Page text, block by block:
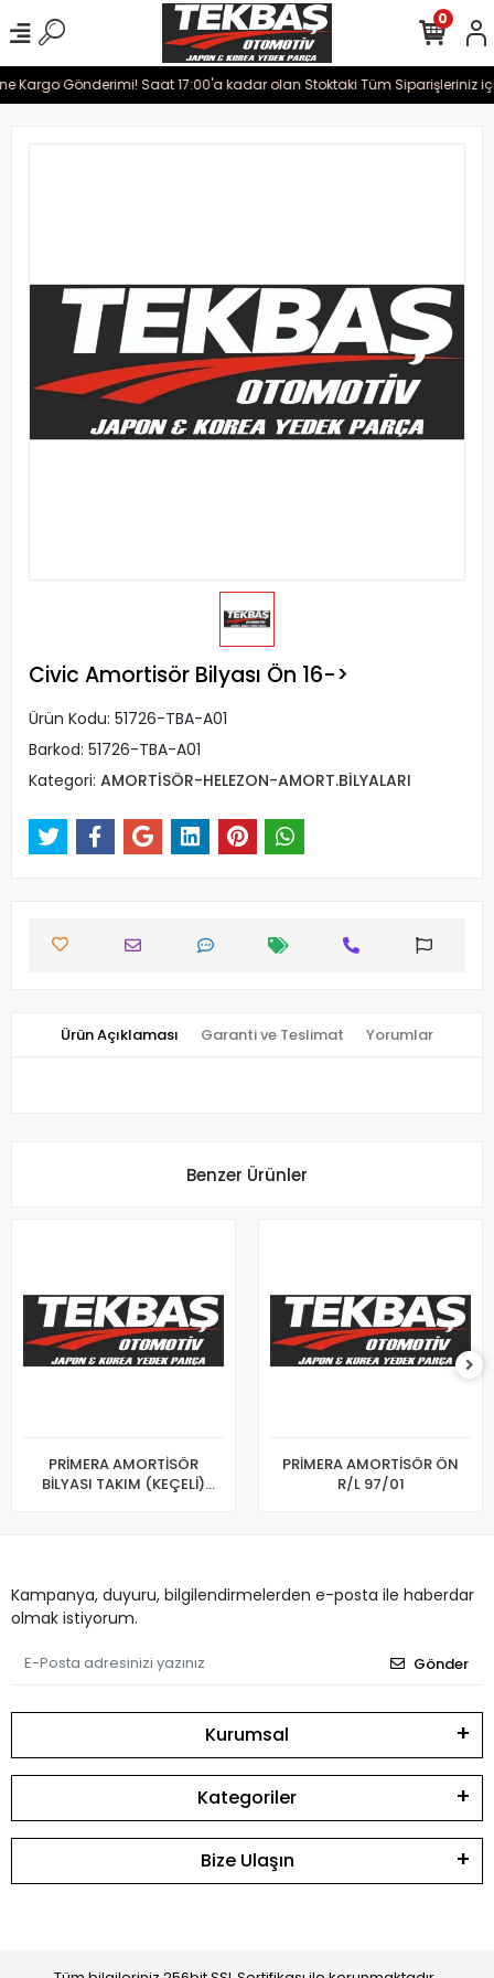
Kargo Gönderimi! Saat 17:00'a kadar olan Stoktaki Tüm Siparişleriniz
0
Civic Amortisör Bilyası Ön 16->
Ürün Kodu: 51726-TBA-A01
Barkod: 51726-TBA-A01
Kategori: AMORTİSÖR-HELEZON-AMORT.BİLYALARI
Ürün Açıklaması Garanti ve Teslimat Yorumlar
Benzer Ürünler
PRİMERA AMORTİSÖR
BİLYASI TAKIM (KEÇELİ)
PRİMERA AMORTİSÖR ÖN
R/L 97/01
Kampanya, duyuru, bilgilendirmelerden e-posta ile haberdar
olmak istiyorum.
Gönder
Kurumsal
Kategoriler
Bize Ulaşın